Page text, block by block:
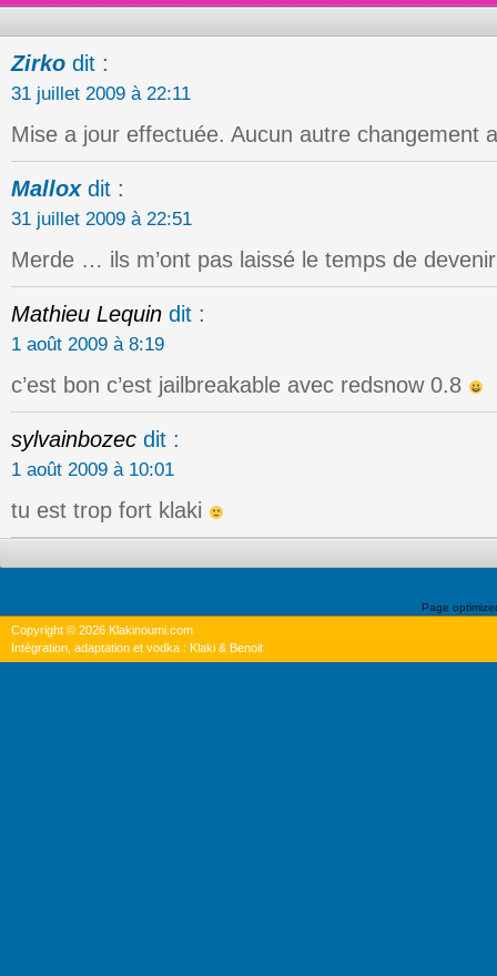
Zirko dit :
31 juillet 2009 à 22:11
Mise a jour effectuée. Aucun autre changement
Mallox dit :
31 juillet 2009 à 22:51
Merde … ils m’ont pas laissé le temps de
Mathieu Lequin dit :
1 août 2009 à 8:19
c’est bon c’est jailbreakable avec redsnow 0.8
sylvainbozec dit :
1 août 2009 à 10:01
tu est trop fort klaki
Page
Copyright © 2026 Klakinoumi.com
Intégration, adaptation et vodka : Klaki & Benoit